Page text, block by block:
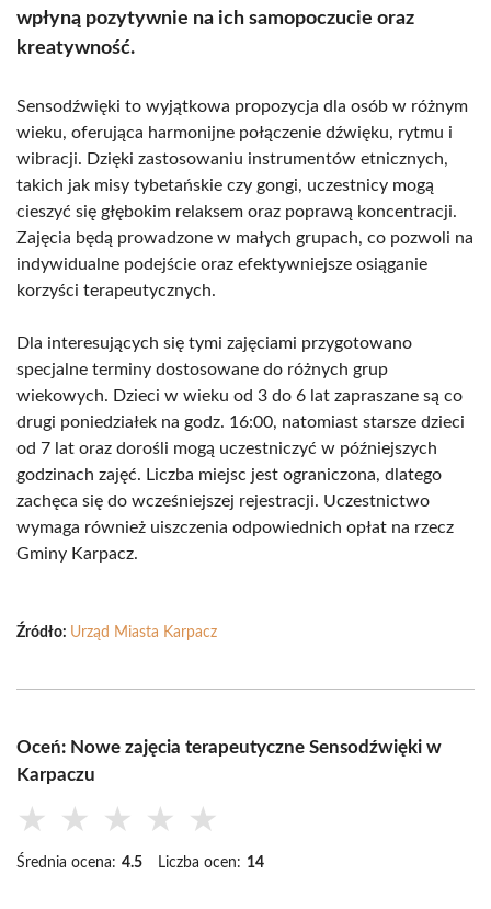
wpłyną pozytywnie na ich samopoczucie oraz
kreatywność.
Sensodźwięki to wyjątkowa propozycja dla osób w różnym
wieku, oferująca harmonijne połączenie dźwięku, rytmu i
wibracji. Dzięki zastosowaniu instrumentów etnicznych,
takich jak misy tybetańskie czy gongi, uczestnicy mogą
cieszyć się głębokim relaksem oraz poprawą koncentracji.
Zajęcia będą prowadzone w małych grupach, co pozwoli na
indywidualne podejście oraz efektywniejsze osiąganie
korzyści terapeutycznych.
Dla interesujących się tymi zajęciami przygotowano
specjalne terminy dostosowane do różnych grup
wiekowych. Dzieci w wieku od 3 do 6 lat zapraszane są co
drugi poniedziałek na godz. 16:00, natomiast starsze dzieci
od 7 lat oraz dorośli mogą uczestniczyć w późniejszych
godzinach zajęć. Liczba miejsc jest ograniczona, dlatego
zachęca się do wcześniejszej rejestracji. Uczestnictwo
wymaga również uiszczenia odpowiednich opłat na rzecz
Gminy Karpacz.
Źródło: Urząd Miasta Karpacz
Oceń: Nowe zajęcia terapeutyczne Sensodźwięki w
Karpaczu
★ ★ ★ ★ ★
Średnia ocena: 4.5 Liczba ocen: 14